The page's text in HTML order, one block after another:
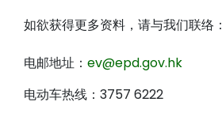
如欲获得更多资料，请与我们联络：
电邮地址： ev@epd.gov.hk
电动车热线：3757 6222